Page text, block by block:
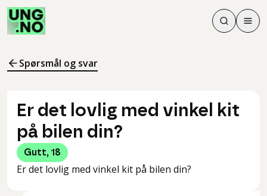
Søk
Søk
Meny
Spørsmål og svar
Er det lovlig med vinkel kit
på bilen din?
Gutt, 18
Er det lovlig med vinkel kit på bilen din?